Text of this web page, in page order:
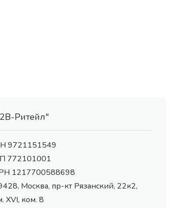
Ритейл"
9721151549
772101001
1217700588698
Москва, пр-кт Рязанский, 22к2,
XVI, ком. 8